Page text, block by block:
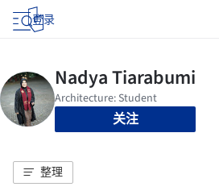
登录
关注
整理